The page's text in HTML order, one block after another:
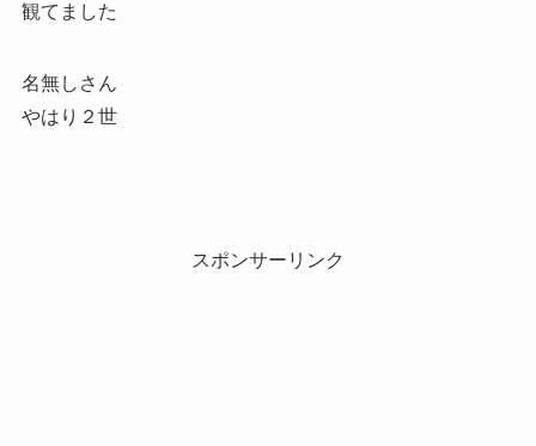
観てました
名無しさん
やはり２世
スポンサーリンク